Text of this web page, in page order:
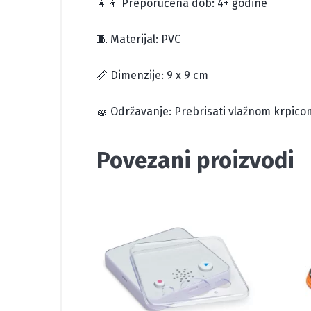
👧👦 Preporučena dob: 4+ godine
🧵 Materijal: PVC
📏 Dimenzije: 9 x 9 cm
🧽 Održavanje: Prebrisati vlažnom
Povezani proizvodi